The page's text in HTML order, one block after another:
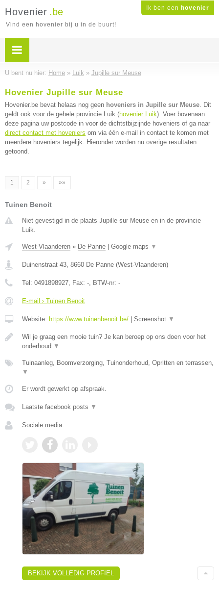
Ik ben een hovenier
Hovenier .be
Vind een hovenier bij u in de buurt!
U bent nu hier: Home » Luik » Jupille sur Meuse
Hovenier Jupille sur Meuse
Hovenier.be bevat helaas nog geen hoveniers in Jupille sur Meuse. Dit
geldt ook voor de gehele provincie Luik (hovenier Luik). Voer bovenaan
deze pagina uw postcode in voor de dichtstbijzijnde hoveniers of ga naar
direct contact met hoveniers om via één e-mail in contact te komen met
meerdere hoveniers tegelijk. Hieronder worden nu overige resultaten
getoond.
1 2 » »»
Tuinen Benoit
Niet gevestigd in de plaats Jupille sur Meuse en in de provincie
Luik.
West-Vlaanderen » De Panne Google maps ▼
Duinenstraat 43, 8660 De Panne (West-Vlaanderen)
Tel: 0491898927, Fax: -, BTW-nr: -
E-mail › Tuinen Benoit
Website: https://www.tuinenbenoit.be/ Screenshot ▼
Wil je graag een mooie tuin? Je kan beroep op ons doen voor het
onderhoud ▼
Tuinaanleg, Boomverzorging, Tuinonderhoud, Opritten en terrassen,
▼
Er wordt gewerkt op afspraak.
Laatste facebook posts ▼
Sociale media:
BEKIJK VOLLEDIG PROFIEL